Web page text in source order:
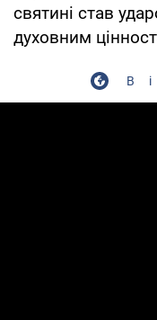
святині став
духовним